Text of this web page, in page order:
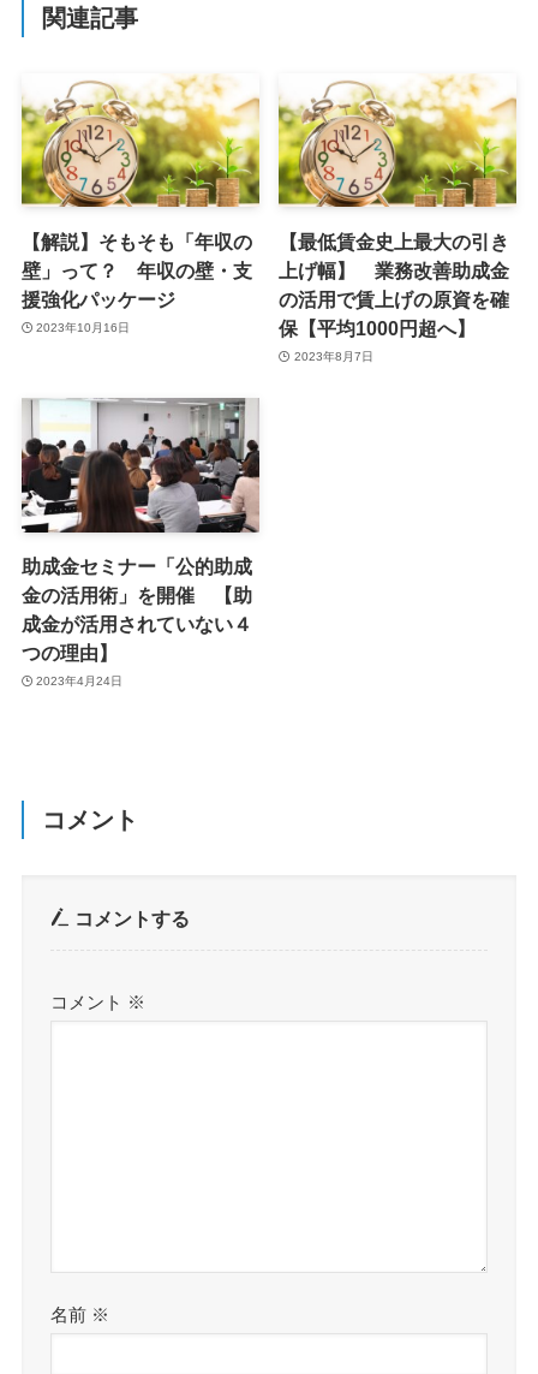
関連記事
【解説】そもそも「年収の
壁」って？ 年収の壁・支
援強化パッケージ
2023年10月16日
【最低賃金史上最大の引き
上げ幅】 業務改善助成金
の活用で賃上げの原資を確
保【平均1000円超へ】
2023年8月7日
助成金セミナー「公的助成
金の活用術」を開催 【助
成金が活用されていない４
つの理由】
2023年4月24日
コメント
コメントする
コメント ※
名前 ※